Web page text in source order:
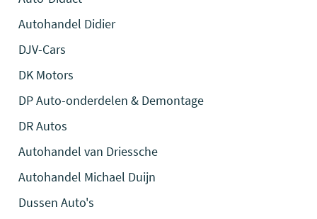
Autohandel Didier
DJV-Cars
DK Motors
DP Auto-onderdelen & Demontage
DR Autos
Autohandel van Driessche
Autohandel Michael Duijn
Dussen Auto's